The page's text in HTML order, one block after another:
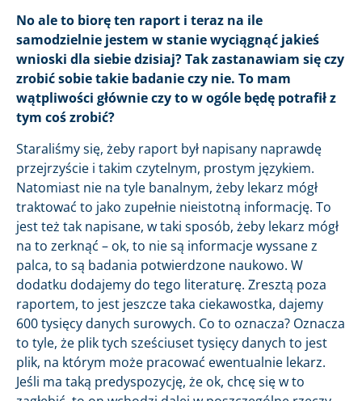
No ale to biorę ten raport i teraz na ile
samodzielnie jestem w stanie wyciągnąć jakieś
wnioski dla siebie dzisiaj? Tak zastanawiam się czy
zrobić sobie takie badanie czy nie. To mam
wątpliwości głównie czy to w ogóle będę potrafił z
tym coś zrobić?
Staraliśmy się, żeby raport był napisany naprawdę
przejrzyście i takim czytelnym, prostym językiem.
Natomiast nie na tyle banalnym, żeby lekarz mógł
traktować to jako zupełnie nieistotną informację. To
jest też tak napisane, w taki sposób, żeby lekarz mógł
na to zerknąć – ok, to nie są informacje wyssane z
palca, to są badania potwierdzone naukowo. W
dodatku dodajemy do tego literaturę. Zresztą poza
raportem, to jest jeszcze taka ciekawostka, dajemy
600 tysięcy danych surowych. Co to oznacza? Oznacza
to tyle, że plik tych sześciuset tysięcy danych to jest
plik, na którym może pracować ewentualnie lekarz.
Jeśli ma taką predyspozycję, że ok, chcę się w to